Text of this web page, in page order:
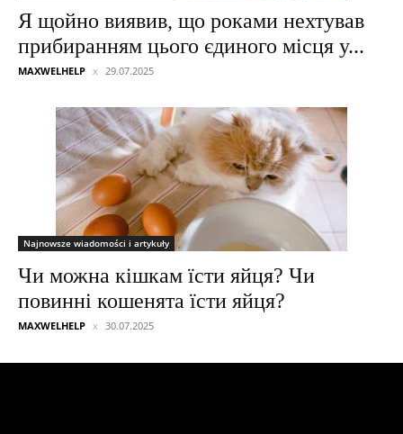
Я щойно виявив, що роками нехтував
прибиранням цього єдиного місця у...
MAXWELHELP 29.07.2025
Najnowsze wiadomości i artykuły
Чи можна кішкам їсти яйця? Чи
повинні кошенята їсти яйця?
MAXWELHELP 30.07.2025